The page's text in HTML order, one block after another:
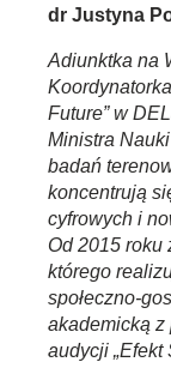
dr Justyna
Adiunktka na
Future” w
Ministra
badań
koncentrują
cyfrowych i
Od 2015 roku
którego
społeczno-
akademicką z
audycji „Efekt